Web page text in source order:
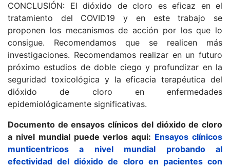
CONCLUSIÓN: El dióxido de cloro es eficaz en el
tratamiento del COVID19 y en este trabajo se
proponen los mecanismos de acción por los que lo
consigue. Recomendamos que se realicen más
investigaciones. Recomendamos realizar en un futuro
próximo estudios de doble ciego y profundizar en la
seguridad toxicológica y la eficacia terapéutica del
dióxido de cloro en enfermedades
epidemiológicamente significativas.
Documento de ensayos clínicos del dióxido de cloro
a nivel mundial puede verlos aqui: Ensayos clínicos
munticentricos a nivel mundial probando al
efectividad del dióxido de cloro en pacientes con